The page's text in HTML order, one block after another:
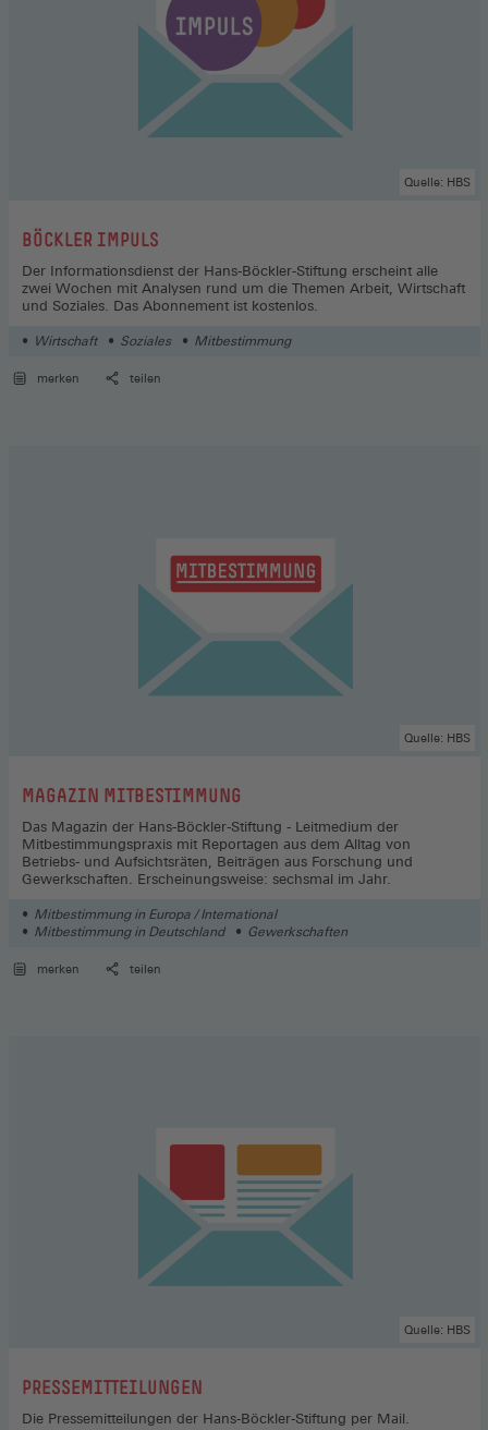
:BÖCKLER IMPULS
Der Informationsdienst der Hans-Böckler-Stiftung erscheint alle
zwei Wochen mit Analysen rund um die Themen Arbeit, Wirtschaft
und Soziales. Das Abonnement ist kostenlos.
Quelle: HBS
Wirtschaft Soziales Mitbestimmung
merken teilen
:MAGAZIN MITBESTIMMUNG
Das Magazin der Hans-Böckler-Stiftung - Leitmedium der
Mitbestimmungspraxis mit Reportagen aus dem Alltag von
Betriebs- und Aufsichtsräten, Beiträgen aus Forschung und
Gewerkschaften. Erscheinungsweise: sechsmal im Jahr.
Quelle: HBS
Mitbestimmung in Europa / International
Mitbestimmung in Deutschland
Gewerkschaften
merken teilen
:PRESSEMITTEILUNGEN
Die Pressemitteilungen der Hans-Böckler-Stiftung per Mail.
Quelle: HBS